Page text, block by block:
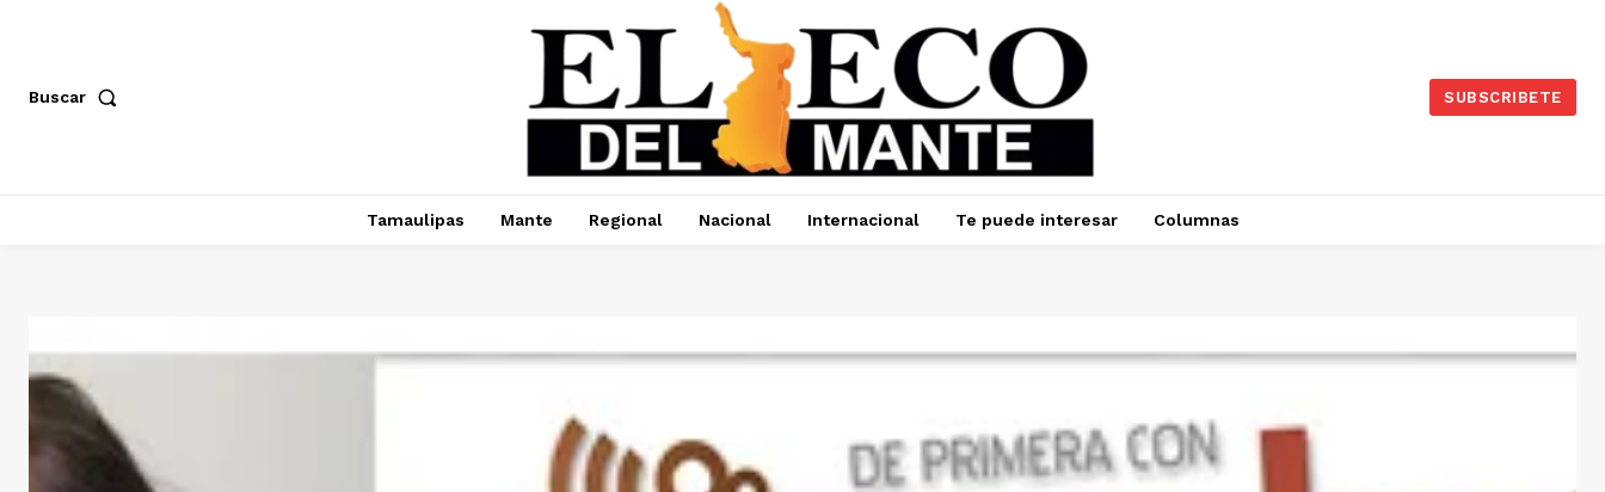
Buscar SUBSCRIBETE
Tamaulipas Mante Regional Nacional Internacional Te puede interesar Columnas